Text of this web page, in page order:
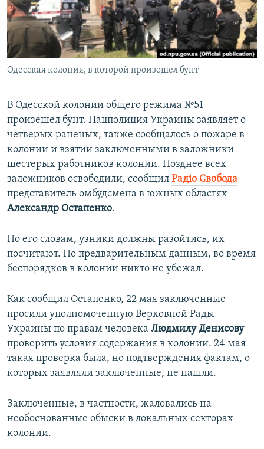
ПОБЕДИТЕЛЕЙ НЕ СУДЯТ?
КРЫМ.НЕПОКОРЕННЫЙ
ELIFBE
УКРАИНСКАЯ ПРОБЛЕМА КРЫМА
ПРИСОЕДИНЯЙТЕСЬ!
Одесская колония, в которой произошел бунт
В Одесской колонии общего режима №51
произешел бунт. Нацполиция Украины заявляет о
четверых раненых, также сообщалось о пожаре в
колонии и взятии заключенными в заложники
шестерых работников колонии. Позднее всех
заложников освободили, сообщил Радіо Свобода
представитель омбудсмена в южных областях
Александр Остапенко.
По его словам, узники должны разойтись, их
посчитают. По предварительным данным, во время
беспорядков в колонии никто не убежал.
Как сообщил Остапенко, 22 мая заключенные
просили уполномоченную Верховной Рады
Украины по правам человека Людмилу Денисову
проверить условия содержания в колонии. 24 мая
такая проверка была, но подтверждения фактам, о
которых заявляли заключенные, не нашли.
Заключенные, в частности, жаловались на
необоснованные обыски в локальных секторах
колонии.